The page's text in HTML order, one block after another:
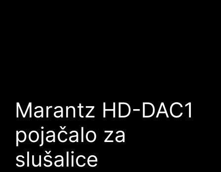
Marantz HD-DAC1
pojačalo za
slušalice